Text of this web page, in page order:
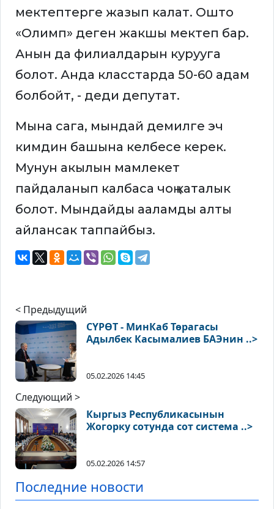
мектептерге жазып калат. Ошто
«Олимп» деген жакшы мектеп бар.
Анын да филиалдарын курууга
болот. Анда класстарда 50-60 адам
болбойт, - деди депутат.
Мына сага, мындай демилге эч
кимдин башына келбесе керек.
Мунун акылын мамлекет
пайдаланып калбаса чоң каталык
болот. Мындайды ааламды алты
айлансак таппайбыз.
< Предыдущий
СҮРӨТ - МинКаб Төрагасы
Адылбек Касымалиев БАЭнин ..>
05.02.2026 14:45
Следующий >
Кыргыз Республикасынын
Жогорку сотунда сот система ..>
05.02.2026 14:57
Последние новости